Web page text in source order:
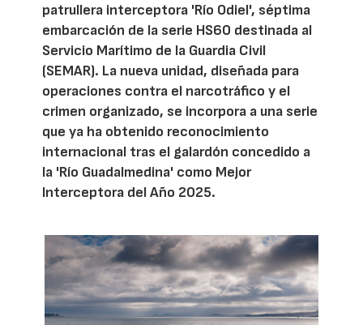
patrullera interceptora 'Río Odiel', séptima
embarcación de la serie HS60 destinada al
Servicio Marítimo de la Guardia Civil
(SEMAR). La nueva unidad, diseñada para
operaciones contra el narcotráfico y el
crimen organizado, se incorpora a una serie
que ya ha obtenido reconocimiento
internacional tras el galardón concedido a
la 'Río Guadalmedina' como Mejor
Interceptora del Año 2025.